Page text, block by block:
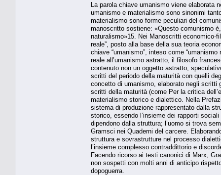
La parola chiave umanismo viene elaborata
umanismo e materialismo sono sinonimi
materialismo sono forme peculiari del
manoscritto sostiene: «Questo comunismo
naturalismo»15. Nei Manoscritti economico-
reale”, posto alla base della sua teoria
chiave “umanismo”, inteso come
reale all’umanismo astratto, il filosofo
contenuto non un oggetto astratto,
scritti del periodo della maturità con quelli
concetto di umanismo, elaborato negli
scritti della maturità (come Per la critica
materialismo storico e dialettico. Nella
sistema di produzione rappresentato dalla
storico, essendo l’insieme dei rapporti
dipendono dalla struttura; l’uomo si trova
Gramsci nei Quaderni del carcere.
struttura e sovrastrutture nel processo
l’insieme complesso contraddittorio e
Facendo ricorso ai testi canonici di Marx,
non sospetti con molti anni di anticipo
dopoguerra.